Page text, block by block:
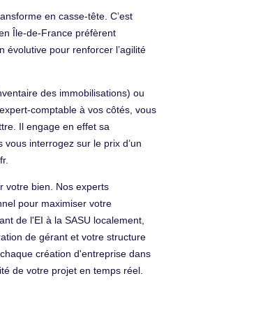
en casse-tête. C’est
Île-de-France préfèrent
évolutive pour renforcer l’agilité
des immobilisations) ou
comptable à vos côtés, vous
Il engage en effet sa
interrogez sur le prix d’un
votre bien. Nos experts
pour maximiser votre
de l'EI à la SASU localement,
de gérant et votre structure
création d'entreprise dans
de votre projet en temps réel.